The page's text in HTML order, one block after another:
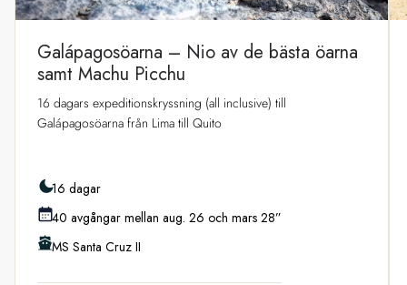
Galápagosöarna – Nio av de bästa öarna
samt Machu Picchu
16 dagars expeditionskryssning (all inclusive) till
Galápagosöarna från Lima till Quito
16 dagar
40 avgångar mellan aug. 26 och mars 28”
MS Santa Cruz II